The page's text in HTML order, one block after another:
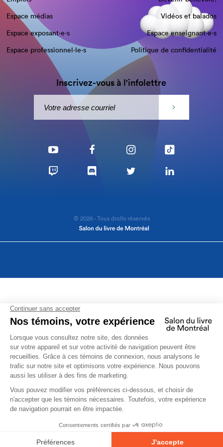
Espace médias
Vidéos et balados
Espace exposant·e⋅s
Espace enseignant·e⋅s
Espace professionnel·le⋅s
Politique de confidentialité
Inscrivez-vous à l'infolettre
© 2026 - Tous droits réservés